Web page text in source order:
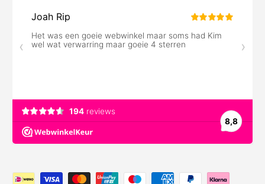
Geaccepteerde betaalmethoden